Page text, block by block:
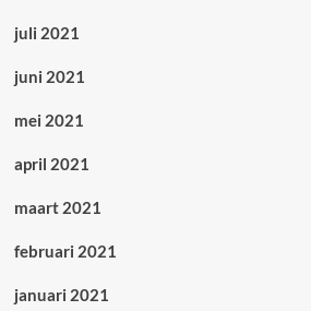
juli 2021
juni 2021
mei 2021
april 2021
maart 2021
februari 2021
januari 2021